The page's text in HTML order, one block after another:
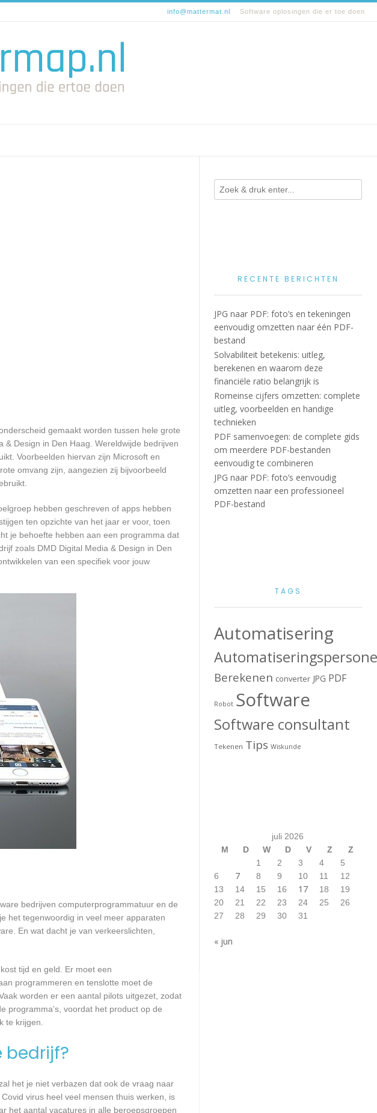
info@mattermat.nl Software oplosingen die er toe doen
gemaakt worden tussen hele grote
Design in Den Haag. Wereldwijde bedrijven
Voorbeelden hiervan zijn Microsoft en
omvang zijn, aangezien zij bijvoorbeeld
hebben geschreven of apps hebben
ten opzichte van het jaar er voor, toen
je behoefte hebben aan een programma dat
zoals DMD Digital Media & Design in Den
van een specifiek voor jouw
bedrijven computerprogrammatuur en de
het tegenwoordig in veel meer apparaten
En wat dacht je van verkeerslichten,
tijd en geld. Er moet een
programmeren en tenslotte moet de
worden er een aantal pilots uitgezet, zodat
programma’s, voordat het product op de
te krijgen.
bedrijf?
het je niet verbazen dat ook de vraag naar
virus heel veel mensen thuis werken, is
het aantal vacatures in alle beroepsgroepen
RECENTE BERICHTEN
JPG naar PDF: foto’s en tekeningen
eenvoudig omzetten naar één PDF-
bestand
Solvabiliteit betekenis: uitleg,
berekenen en waarom deze
financiële ratio belangrijk is
Romeinse cijfers omzetten: complete
uitleg, voorbeelden en handige
technieken
PDF samenvoegen: de complete gids
om meerdere PDF-bestanden
eenvoudig te combineren
JPG naar PDF: foto’s eenvoudig
omzetten naar een professioneel
PDF-bestand
TAGS
Automatisering
Berekenen converter JPG PDF
Robot Software
Software consultant
Tekenen Tips Wiskunde
juli 2026
M
D W D V Z
Z
1
2 3 4
5
6
7 8 9 10 11
12
13
14 15 16 17 18
19
20
21 22 23 24 25
26
27
28 29 30 31
« jun